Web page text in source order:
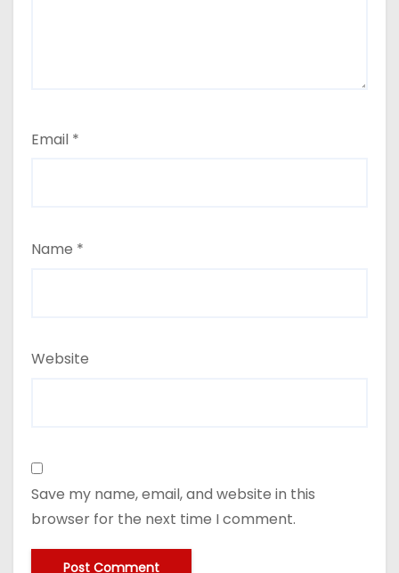
Email *
Name *
Website
Save my name, email, and website in this
browser for the next time I comment.